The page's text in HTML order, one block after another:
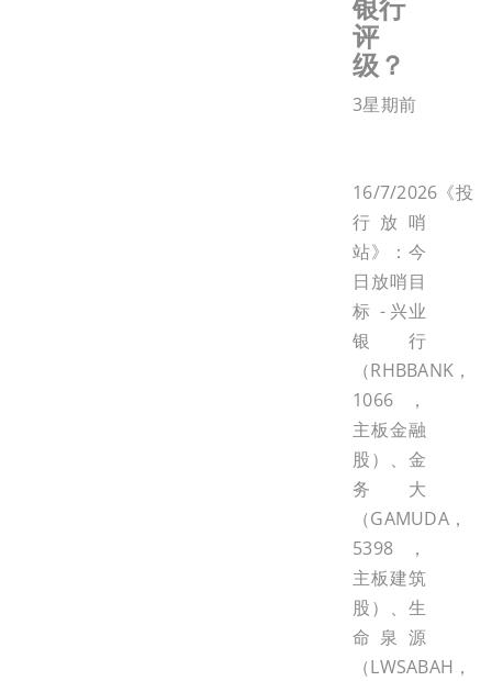
银行
评
级？
3星期前
16/7/2026《投
行放哨
站》：今
日放哨目
标 - 兴业
银行
（RHBBANK，
1066，
主板金融
股）、金
务大
（GAMUDA，
5398，
主板建筑
股）、生
命泉源
（LWSABAH，